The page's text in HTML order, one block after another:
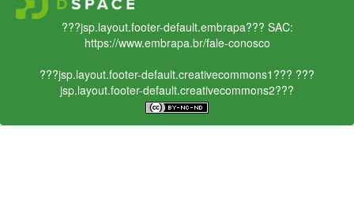
???jsp.layout.footer-default.embrapa??? SAC:
https://www.embrapa.br/fale-conosco
???jsp.layout.footer-default.creativecommons1??? ???
jsp.layout.footer-default.creativecommons2???